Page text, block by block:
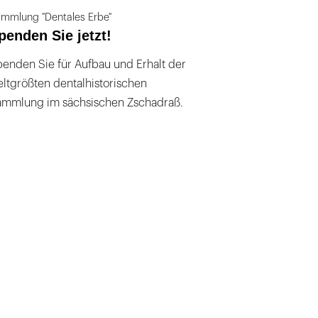
"Dentales Erbe"
Sie jetzt!
Sie für Aufbau und Erhalt der
dentalhistorischen
im sächsischen Zschadraß.